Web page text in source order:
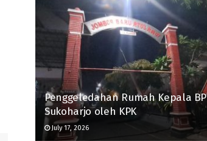
Penggeledahan Rumah Kepala
Sukoharjo oleh KPK
July 17, 2026